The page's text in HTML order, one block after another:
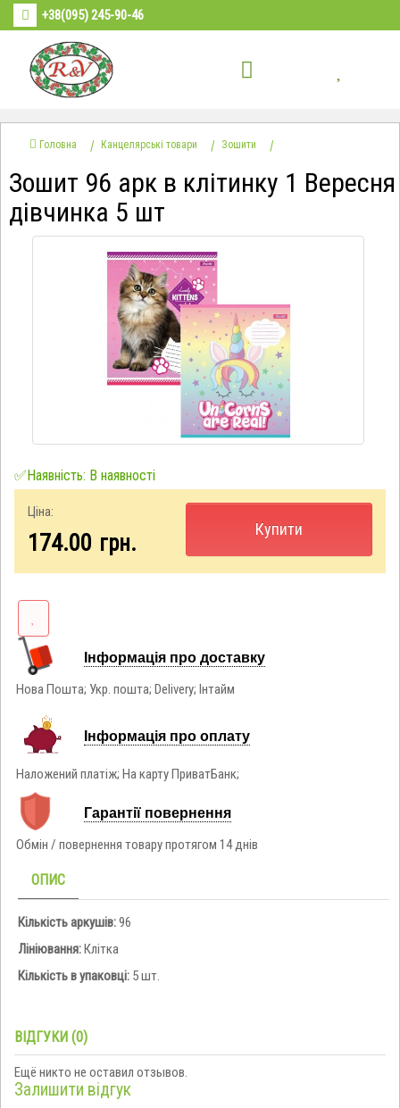
+38(095) 245-90-46
Головна Канцелярські товари Зошити
Зошит 96 арк в клітинку 1 Вересня
дівчинка 5 шт
✅Наявність: В наявності
Ціна:
174.00 грн.
Купити
Інформація про доставку
Нова Пошта; Укр. пошта; Delivery; Інтайм
Інформація про оплату
Наложений платіж; На карту ПриватБанк;
Гарантії повернення
Обмін / повернення товару протягом 14 днів
ОПИС
Кількість аркушів:96
Лініювання:Клітка
Кількість в упаковці: 5 шт.
ВІДГУКИ (0)
Ещё никто не оставил отзывов.
Залишити відгук